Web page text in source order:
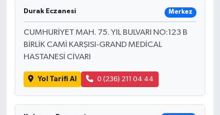
Durak Eczanesi Merkez
CUMHURİYET MAH. 75. YIL BULVARI NO:123 B
BİRLİK CAMİ KARŞISI-GRAND MEDİCAL
HASTANESİ CİVARI
Yol Tarifi Al 0 (236) 211 04 44